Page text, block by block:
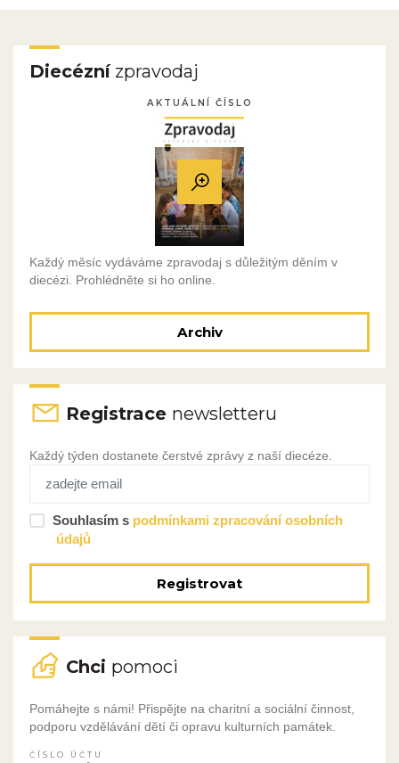
Diecéznízpravodaj
AKTUÁLNÍ ČÍSLO
Každý měsíc vydáváme zpravodaj s důležitým děním v
diecézi. Prohlédněte si ho online.
Archiv
Registrace newsletteru
Každý týden dostanete čerstvé zprávy z naší diecéze.
Souhlasím s podmínkami zpracování osobních
údajů
Registrovat
Chci pomoci
Pomáhejte s námi! Přispějte na charitní a sociální činnost,
podporu vzdělávání dětí či opravu kulturních památek.
ČÍSLO ÚČTU